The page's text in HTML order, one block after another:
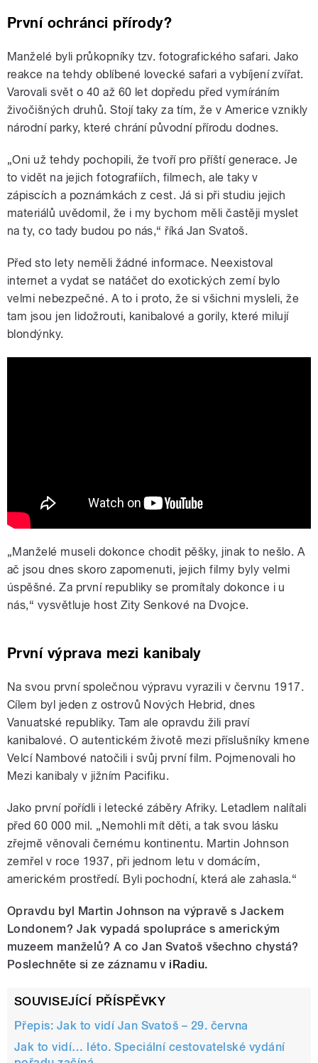
První ochránci přírody?
Manželé byli průkopníky tzv. fotografického safari. Jako
reakce na tehdy oblíbené lovecké safari a vybíjení zvířat.
Varovali svět o 40 až 60 let dopředu před vymíráním
živočišných druhů. Stojí taky za tím, že v Americe vznikly
národní parky, které chrání původní přírodu dodnes.
„Oni už tehdy pochopili, že tvoří pro příští generace. Je
to vidět na jejich fotografiích, filmech, ale taky v
zápiscích a poznámkách z cest. Já si při studiu jejich
materiálů uvědomil, že i my bychom měli častěji myslet
na ty, co tady budou po nás,“ říká Jan Svatoš.
Před sto lety neměli žádné informace. Neexistoval
internet a vydat se natáčet do exotických zemí bylo
velmi nebezpečné. A to i proto, že si všichni mysleli, že
tam jsou jen lidožrouti, kanibalové a gorily, které milují
blondýnky.
„Manželé museli dokonce chodit pěšky, jinak to nešlo. A
ač jsou dnes skoro zapomenuti, jejich filmy byly velmi
úspěšné. Za první republiky se promítaly dokonce i u
nás,“ vysvětluje host Zity Senkové na Dvojce.
První výprava mezi kanibaly
Na svou první společnou výpravu vyrazili v červnu 1917.
Cílem byl jeden z ostrovů Nových Hebrid, dnes
Vanuatské republiky. Tam ale opravdu žili praví
kanibalové. O autentickém životě mezi příslušníky kmene
Velcí Nambové natočili i svůj první film. Pojmenovali ho
Mezi kanibaly v jižním Pacifiku.
Jako první pořídli i letecké záběry Afriky. Letadlem nalítali
před 60 000 mil. „Nemohli mít děti, a tak svou lásku
zřejmě věnovali černému kontinentu. Martin Johnson
zemřel v roce 1937, při jednom letu v domácím,
americkém prostředí. Byli pochodní, která ale zahasla.“
Opravdu byl Martin Johnson na výpravě s Jackem
Londonem? Jak vypadá spolupráce s americkým
muzeem manželů? A co Jan Svatoš všechno chystá?
Poslechněte si ze záznamu v iRadiu.
SOUVISEJÍCÍ PŘÍSPĚVKY
Přepis: Jak to vidí Jan Svatoš – 29. června
Jak to vidí… léto. Speciální cestovatelské vydání